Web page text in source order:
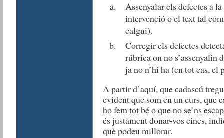
Assenyalar els defectes a
intervenció o el text tal
calgui).
Corregir els defectes
rúbrica on no s’assenyalin
ja no n’hi ha (en tot cas,
A partir d’aquí, que cadascú
evident que som en un curs, que
ho fem tot bé o que no se’ns
és justament donar-vos eines,
què podeu millorar.